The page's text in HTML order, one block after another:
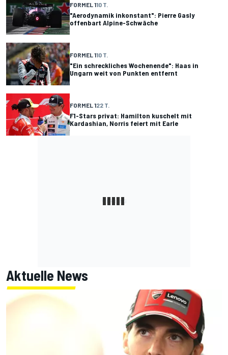
FORMEL 110 T.
"Aerodynamik inkonstant": Pierre Gasly
offenbart Alpine-Schwäche
FORMEL 110 T.
"Ein schreckliches Wochenende": Haas in
Ungarn weit von Punkten entfernt
FORMEL 122 T.
F1-Stars privat: Hamilton kuschelt mit
Kardashian, Norris feiert mit Earle
Aktuelle News